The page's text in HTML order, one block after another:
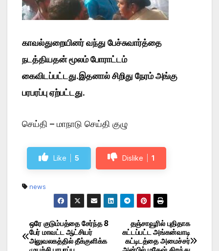
காவல்துறையினர் வந்து பேச்சுவார்த்தை
நடத்தியதன் மூலம் போராட்டம்
கைவிடப்பட்டது.இதனால் சிறிது நேரம் அங்கு
பரபரப்பு ஏற்பட்டது.
செய்தி – மாநாடு செய்தி குழு
Like 5 Dislike 1
news
Post
தஞ்சாவூரில் புதிதாக
கட்டப்பட்ட அங்கன்வாடி
கட்டிடத்தை அமைச்சர்
ஒரே குடும்பத்தை சேர்ந்த 8
பேர் மாவட்ட ஆட்சியர்
அலுவலகத்தில் தீக்குளிக்க